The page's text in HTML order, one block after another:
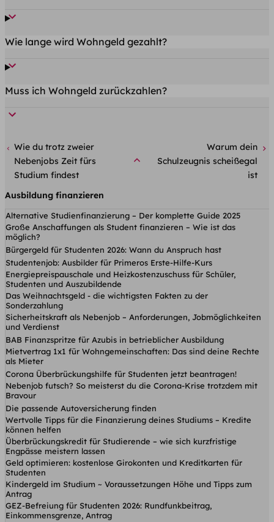
Wie lange wird Wohngeld gezahlt?
Muss ich Wohngeld zurückzahlen?
Wie du trotz zweier
Nebenjobs Zeit fürs
Studium findest
Warum dein
Schulzeugnis scheißegal
ist
Ausbildung finanzieren
Alternative Studienfinanzierung – Der komplette Guide 2025
Große Anschaffungen als Student finanzieren – Wie ist das
möglich?
Bürgergeld für Studenten 2026: Wann du Anspruch hast
Studentenjob: Ausbilder für Primeros Erste-Hilfe-Kurs
Energiepreispauschale und Heizkostenzuschuss für Schüler,
Studenten und Auszubildende
Das Weihnachtsgeld - die wichtigsten Fakten zu der
Sonderzahlung
Sicherheitskraft als Nebenjob – Anforderungen, Jobmöglichkeiten
und Verdienst
BAB Finanzspritze für Azubis in betrieblicher Ausbildung
Mietvertrag 1x1 für Wohngemeinschaften: Das sind deine Rechte
als Mieter
Corona Überbrückungshilfe für Studenten jetzt beantragen!
Nebenjob futsch? So meisterst du die Corona-Krise trotzdem mit
Bravour
Die passende Autoversicherung finden
Wertvolle Tipps für die Finanzierung deines Studiums – Kredite
können helfen
Überbrückungskredit für Studierende – wie sich kurzfristige
Engpässe meistern lassen
Geld optimieren: kostenlose Girokonten und Kreditkarten für
Studenten
Kindergeld im Studium ~ Voraussetzungen Höhe und Tipps zum
Antrag
GEZ-Befreiung für Studenten 2026: Rundfunkbeitrag,
Einkommensgrenze, Antrag